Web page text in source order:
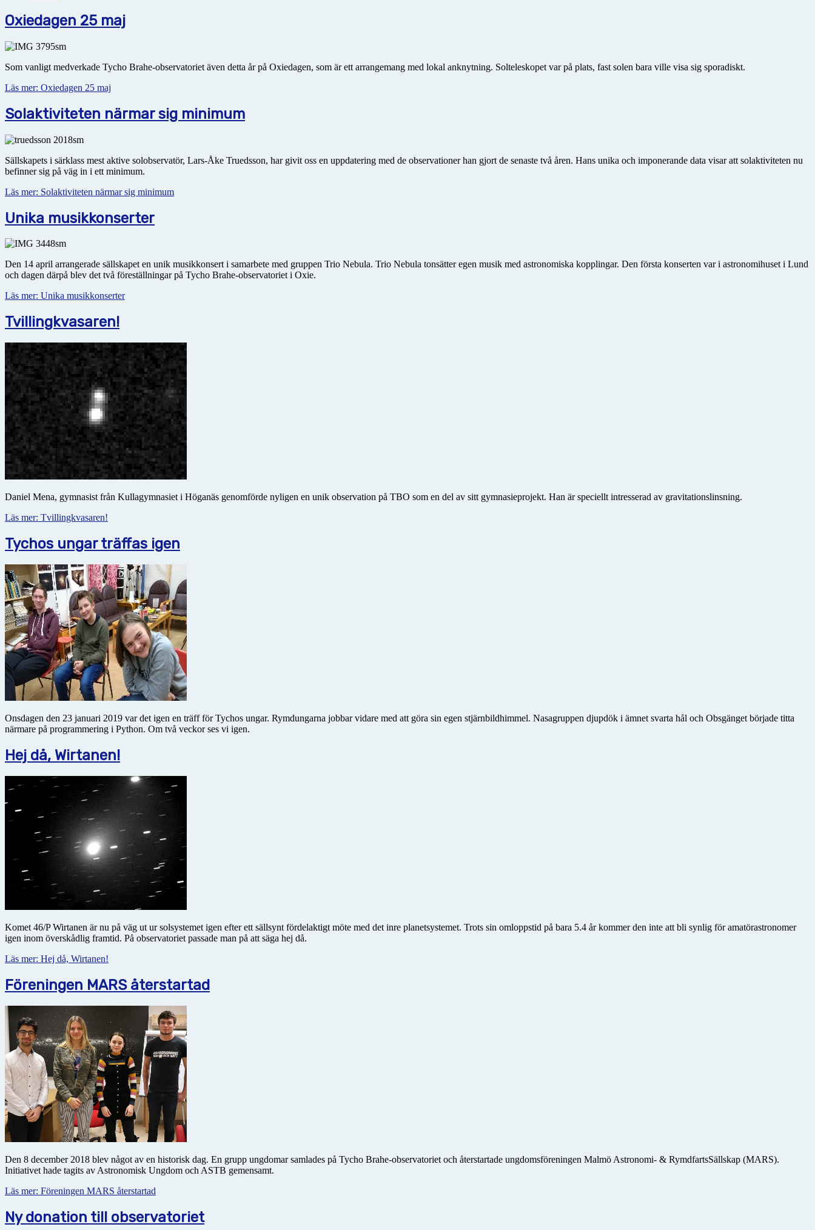
Oxiedagen 25 maj
Som vanligt medverkade Tycho Brahe-observatoriet även detta år på Oxiedagen, som är ett arrangemang med lokal anknytning. Solteleskopet var på plats, fast solen bara ville visa sig sporadiskt.
Läs mer: Oxiedagen 25 maj
Solaktiviteten närmar sig minimum
Sällskapets i särklass mest aktive solobservatör, Lars-Åke Truedsson, har givit oss en uppdatering med de observationer han gjort de senaste två åren. Hans unika och imponerande data visar att solaktiviteten nu
befinner sig på väg in i ett minimum.
Läs mer: Solaktiviteten närmar sig minimum
Unika musikkonserter
Den 14 april arrangerade sällskapet en unik musikkonsert i samarbete med gruppen Trio Nebula. Trio Nebula tonsätter egen musik med astro­no­miska kopplingar. Den första konserten var i astronomihuset i Lund
och dagen därpå blev det två föreställningar på Tycho Brahe-observatoriet i Oxie.
Läs mer: Unika musikkonserter
Tvillingkvasaren!
Daniel Mena, gymnasist från Kullagymnasiet i Höganäs genomförde nyligen en unik observation på TBO som en del av sitt gymnasieprojekt. Han är speciellt intresserad av gravitationslinsning.
Läs mer: Tvillingkvasaren!
Tychos ungar träffas igen
Onsdagen den 23 januari 2019 var det igen en träff för Tychos ungar. Rymdungarna jobbar vidare med att göra sin egen stjärnbildhimmel. Nasagruppen djupdök i ämnet svarta hål och Obsgänget började titta
närmare på programmering i Python. Om två veckor ses vi igen.
Hej då, Wirtanen!
Komet 46/P Wirtanen är nu på väg ut ur solsystemet igen efter ett sällsynt fördelaktigt möte med det inre planetsystemet. Trots sin omloppstid på bara 5.4 år kommer den inte att bli synlig för amatörastronomer
igen inom överskådlig framtid. På observatoriet passade man på att säga hej då.
Läs mer: Hej då, Wirtanen!
Föreningen MARS återstartad
Den 8 december 2018 blev något av en historisk dag. En grupp ungdomar samlades på Tycho Brahe-observatoriet och återstartade ungdomsföreningen Malmö Astronomi- & RymdfartsSällskap (MARS).
Initiativet hade tagits av Astronomisk Ungdom och ASTB gemensamt.
Läs mer: Föreningen MARS återstartad
Ny donation till observatoriet